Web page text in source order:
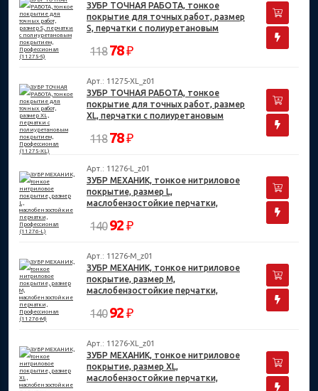
ЗУБР ТОЧНАЯ РАБОТА, тонкое
покрытие для точных работ, размер
S, перчатки с полиуретановым
118 78₽
Арт.: 11275-XL_z01
ЗУБР ТОЧНАЯ РАБОТА, тонкое
покрытие для точных работ, размер
XL, перчатки с полиуретановым
XL)
118 78₽
Арт.: 11276-L_z01
ЗУБР МЕХАНИК, тонкое нитриловое
покрытие, размер L,
маслобензостойкие перчатки,
140 92 ₽
Арт.: 11276-M_z01
ЗУБР МЕХАНИК, тонкое нитриловое
покрытие, размер M,
маслобензостойкие перчатки,
140 92 ₽
Арт.: 11276-XL_z01
ЗУБР МЕХАНИК, тонкое нитриловое
покрытие, размер XL,
маслобензостойкие перчатки,